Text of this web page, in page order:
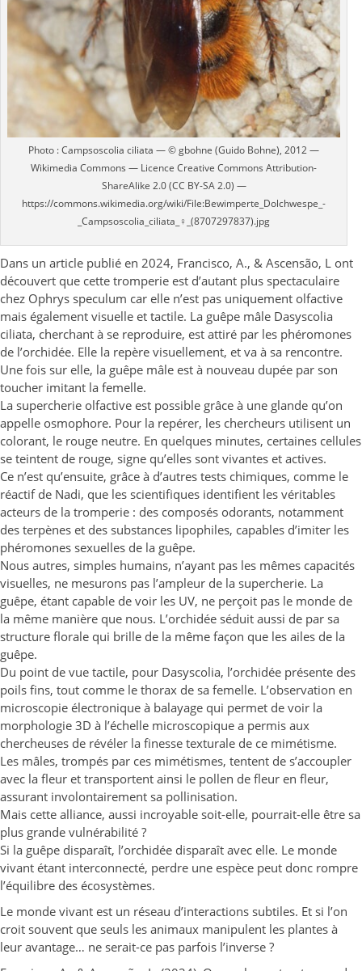
Photo : Campsoscolia ciliata — © gbohne (Guido Bohne), 2012 —
Wikimedia Commons — Licence Creative Commons Attribution-
ShareAlike 2.0 (CC BY-SA 2.0) —
https://commons.wikimedia.org/wiki/File:Bewimperte_Dolchwespe_-
_Campsoscolia_ciliata_♀_(8707297837).jpg
Dans un article publié en 2024, Francisco, A., & Ascensão, L ont
découvert que cette tromperie est d’autant plus spectaculaire
chez Ophrys speculum car elle n’est pas uniquement olfactive
mais également visuelle et tactile. La guêpe mâle Dasyscolia
ciliata, cherchant à se reproduire, est attiré par les phéromones
de l’orchidée. Elle la repère visuellement, et va à sa rencontre.
Une fois sur elle, la guêpe mâle est à nouveau dupée par son
toucher imitant la femelle.
La supercherie olfactive est possible grâce à une glande qu’on
appelle osmophore. Pour la repérer, les chercheurs utilisent un
colorant, le rouge neutre. En quelques minutes, certaines cellules
se teintent de rouge, signe qu’elles sont vivantes et actives.
Ce n’est qu’ensuite, grâce à d’autres tests chimiques, comme le
réactif de Nadi, que les scientifiques identifient les véritables
acteurs de la tromperie : des composés odorants, notamment
des terpènes et des substances lipophiles, capables d’imiter les
phéromones sexuelles de la guêpe.
Nous autres, simples humains, n’ayant pas les mêmes capacités
visuelles, ne mesurons pas l’ampleur de la supercherie. La
guêpe, étant capable de voir les UV, ne perçoit pas le monde de
la même manière que nous. L’orchidée séduit aussi de par sa
structure florale qui brille de la même façon que les ailes de la
guêpe.
Du point de vue tactile, pour Dasyscolia, l’orchidée présente des
poils fins, tout comme le thorax de sa femelle. L’observation en
microscopie électronique à balayage qui permet de voir la
morphologie 3D à l’échelle microscopique a permis aux
chercheuses de révéler la finesse texturale de ce mimétisme.
Les mâles, trompés par ces mimétismes, tentent de s’accoupler
avec la fleur et transportent ainsi le pollen de fleur en fleur,
assurant involontairement sa pollinisation.
Mais cette alliance, aussi incroyable soit-elle, pourrait-elle être sa
plus grande vulnérabilité ?
Si la guêpe disparaît, l’orchidée disparaît avec elle. Le monde
vivant étant interconnecté, perdre une espèce peut donc rompre
l’équilibre des écosystèmes.
Le monde vivant est un réseau d’interactions subtiles. Et si l’on
croit souvent que seuls les animaux manipulent les plantes à
leur avantage… ne serait-ce pas parfois l’inverse ?